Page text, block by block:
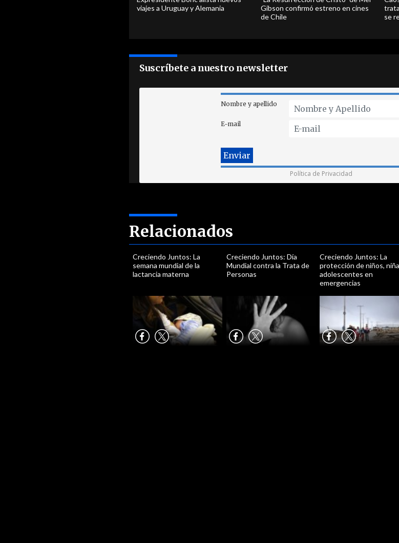
viajes a Uruguay y Alemania
Gibson confirmó estreno en cines
de Chile
se
Suscríbete a nuestro newsletter
Nombre y apellido
E-mail
Política de Privacidad
Relacionados
Creciendo Juntos: La
semana mundial de la
lactancia materna
Creciendo Juntos: Día
Mundial contra la Trata de
Personas
Creciendo Juntos: La
protección de niños,
adolescentes en
emergencias